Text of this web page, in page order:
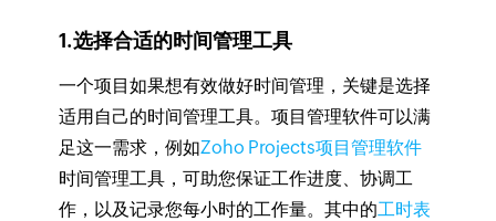
1.选择合适的时间管理工具
一个项目如果想有效做好时间管理，关键是选择
适用自己的时间管理工具。项目管理软件可以满
足这一需求，例如Zoho Projects项目管理软件
时间管理工具，可助您保证工作进度、协调工
作，以及记录您每小时的工作量。其中的工时表